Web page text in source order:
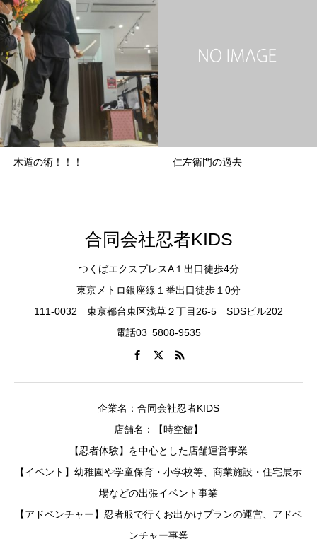
木遁の術！！！ 仁左衛門の過去
合同会社忍者KIDS
つくばエクスプレスA１出口徒歩4分
東京メトロ銀座線１番出口徒歩１0分
111-0032 東京都台東区浅草２丁目26-5 SDSビル202
電話03ｰ5808-9535
企業名：合同会社忍者KIDS
店舗名：【時空館】
【忍者体験】を中心とした店舗運営事業
【イベント】幼稚園や学童保育・小学校等、商業施設・住宅展示
場などの出張イベント事業
【アドベンチャー】忍者服で行くお出かけプランの運営、アドベ
ンチャー事業